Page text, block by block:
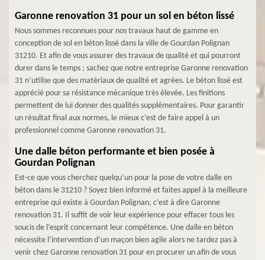
Garonne renovation 31 pour un sol en béton lissé
Nous sommes reconnues pour nos travaux haut de gamme en
conception de sol en béton lissé dans la ville de Gourdan Polignan
31210. Et afin de vous assurer des travaux de qualité et qui pourront
durer dans le temps ; sachez que notre entreprise Garonne renovation
31 n’utilise que des matériaux de qualité et agrées. Le béton lissé est
apprécié pour sa résistance mécanique très élevée. Les finitions
permettent de lui donner des qualités supplémentaires. Pour garantir
un résultat final aux normes, le mieux c’est de faire appel à un
professionnel comme Garonne renovation 31.
Une dalle béton performante et bien posée à
Gourdan Polignan
Est-ce que vous cherchez quelqu’un pour la pose de votre dalle en
béton dans le 31210 ? Soyez bien informé et faites appel à la meilleure
entreprise qui existe à Gourdan Polignan, c’est à dire Garonne
renovation 31. Il suffit de voir leur expérience pour effacer tous les
soucis de l’esprit concernant leur compétence. Une dalle en béton
nécessite l’intervention d’un maçon bien agile alors ne tardez pas à
venir chez Garonne renovation 31 pour en procurer un afin de vous